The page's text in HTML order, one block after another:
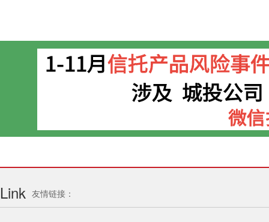
Link 友情链接：